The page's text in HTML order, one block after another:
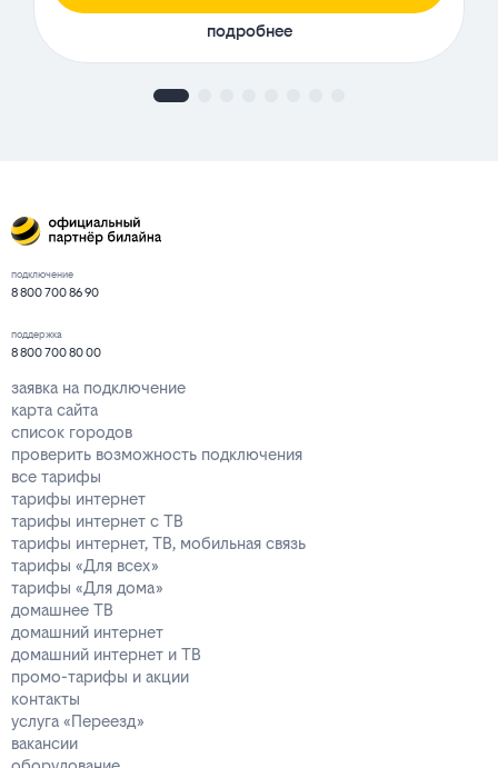
подробнее
подключение
8 800 700 86 90
поддержка
8 800 700 80 00
заявка на подключение
карта сайта
список городов
проверить возможность подключения
все тарифы
тарифы интернет
тарифы интернет с ТВ
тарифы интернет, ТВ, мобильная связь
тарифы «Для всех»
тарифы «Для дома»
домашнее ТВ
домашний интернет
домашний интернет и ТВ
промо-тарифы и акции
контакты
услуга «Переезд»
вакансии